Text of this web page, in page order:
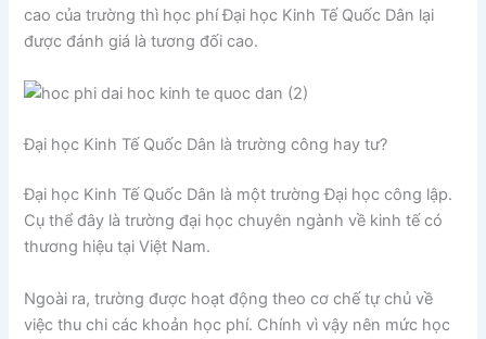
cao của trường thì học phí Đại học Kinh Tế Quốc Dân lại
được đánh giá là tương đối cao.
Đại học Kinh Tế Quốc Dân là trường công hay tư?
Đại học Kinh Tế Quốc Dân là một trường Đại học công lập.
Cụ thể đây là trường đại học chuyên ngành về kinh tế có
thương hiệu tại Việt Nam.
Ngoài ra, trường được hoạt động theo cơ chế tự chủ về
việc thu chi các khoản học phí. Chính vì vậy nên mức học